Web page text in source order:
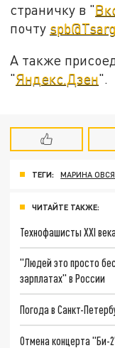
страничку в "
почту
А также
"Яндекс.Дзен".
ТЕГИ: МАРИНА
ЧИТАЙТЕ ТАКЖЕ:
Технофашисты XXI века
"Людей это просто
зарплатах" в России
Погода в Санкт-
Отмена концерта "Би-